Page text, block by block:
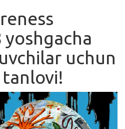
uchun